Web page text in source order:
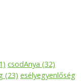
csodAnya (32)
(23) esélyegyenlőség